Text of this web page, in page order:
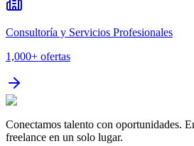
Consultoría y Servicios Profesionales
1,000+ ofertas
Conectamos talento con oportunidades.
freelance en un solo lugar.